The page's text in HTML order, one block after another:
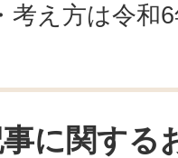
考え方は令和
に関する